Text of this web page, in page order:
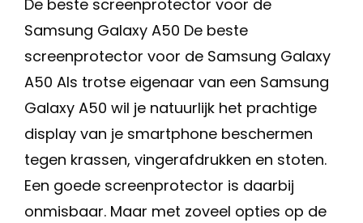
De beste screenprotector voor de
Samsung Galaxy A50 De beste
screenprotector voor de Samsung Galaxy
A50 Als trotse eigenaar van een Samsung
Galaxy A50 wil je natuurlijk het prachtige
display van je smartphone beschermen
tegen krassen, vingerafdrukken en stoten.
Een goede screenprotector is daarbij
onmisbaar. Maar met zoveel opties op de